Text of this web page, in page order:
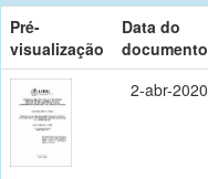
Pré-
visualização
Data do
documento
2-abr-2020